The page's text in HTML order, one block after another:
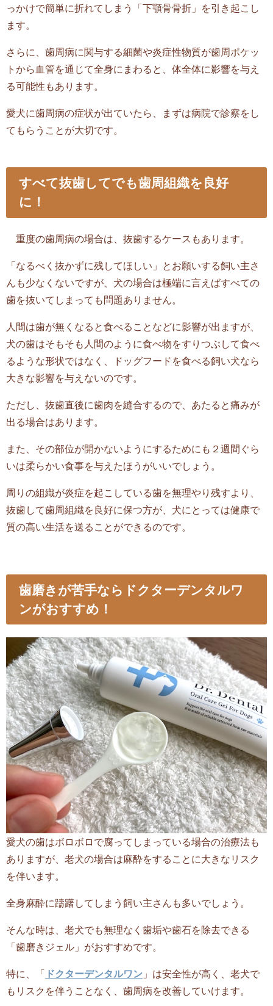
っかけで簡単に折れてしまう「下顎骨骨折」を引き起こし
ます。
さらに、歯周病に関与する細菌や炎症性物質が歯周ポケッ
トから血管を通じて全身にまわると、体全体に影響を与え
る可能性もあります。
愛犬に歯周病の症状が出ていたら、まずは病院で診察をし
てもらうことが大切です。
すべて抜歯してでも歯周組織を良好
に！
重度の歯周病の場合は、抜歯するケースもあります。
「なるべく抜かずに残してほしい」とお願いする飼い主さ
んも少なくないですが、犬の場合は極端に言えばすべての
歯を抜いてしまっても問題ありません。
人間は歯が無くなると食べることなどに影響が出ますが、
犬の歯はそもそも人間のように食べ物をすりつぶして食べ
るような形状ではなく、ドッグフードを食べる飼い犬なら
大きな影響を与えないのです。
ただし、抜歯直後に歯肉を縫合するので、あたると痛みが
出る場合はあります。
また、その部位が開かないようにするためにも２週間ぐら
いは柔らかい食事を与えたほうがいいでしょう。
周りの組織が炎症を起こしている歯を無理やり残すより、
抜歯して歯周組織を良好に保つ方が、犬にとっては健康で
質の高い生活を送ることができるのです。
歯磨きが苦手ならドクターデンタルワ
ンがおすすめ！
愛犬の歯はボロボロで腐ってしまっている場合の治療法も
ありますが、老犬の場合は麻酔をすることに大きなリスク
を伴います。
全身麻酔に躊躇してしまう飼い主さんも多いでしょう。
そんな時は、老犬でも無理なく歯垢や歯石を除去できる
「歯磨きジェル」がおすすめです。
特に、「 ドクターデンタルワン 」は安全性が高く、老犬で
もリスクを伴うことなく、歯周病を改善していけます。